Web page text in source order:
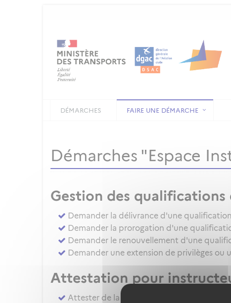
DÉMARCHES FAIRE UNE DÉMARCHE
Démarches "Espace
Gestion des
Demander la délivrance d'une
Demander la prorogation d'une
Demander le renouvellement d'une
Demander une extension de privilèges
Attestation pour
Attester de la réalisation du complément